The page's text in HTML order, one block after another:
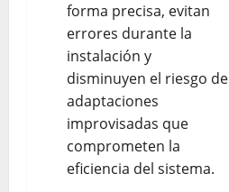
forma precisa, evitan
errores durante la
instalación y
disminuyen el riesgo de
adaptaciones
improvisadas que
comprometen la
eficiencia del sistema.